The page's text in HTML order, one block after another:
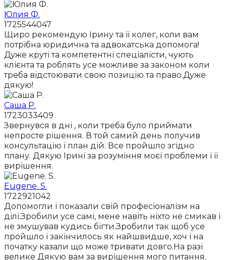
Юлия Ф.
1725544047
Щиро рекомендую Ірину та її колег, коли вам
потрібна юридична та адвокатська допомога!
Дуже круті та компетентні спеціалісти, чують
клієнта та роблять усе можливе за законом коли
треба відстоювати свою позицію та право.Дуже
дякую!
Саша Р.
1723033409
Звернувся в дні , коли треба було приймати
непросте рішення. В той самий день получив
консультацію і план дій. Все пройшло згідно
плану. Дякую Ірині за розуміння моєї проблеми і її
вирішення.
Eugene. S.
1722921042
Допомогли і показали свій професіоналізм на
ділі.Зробили усе самі, мене навіть ніхто не смикав і
не змушував кудись бігти.Зробили так щоб усе
пройшло і закінчилось як найшвидше, хоч і на
початку казали що може тривати довго.На разі
велике Дякую вам за вирішення мого питання.